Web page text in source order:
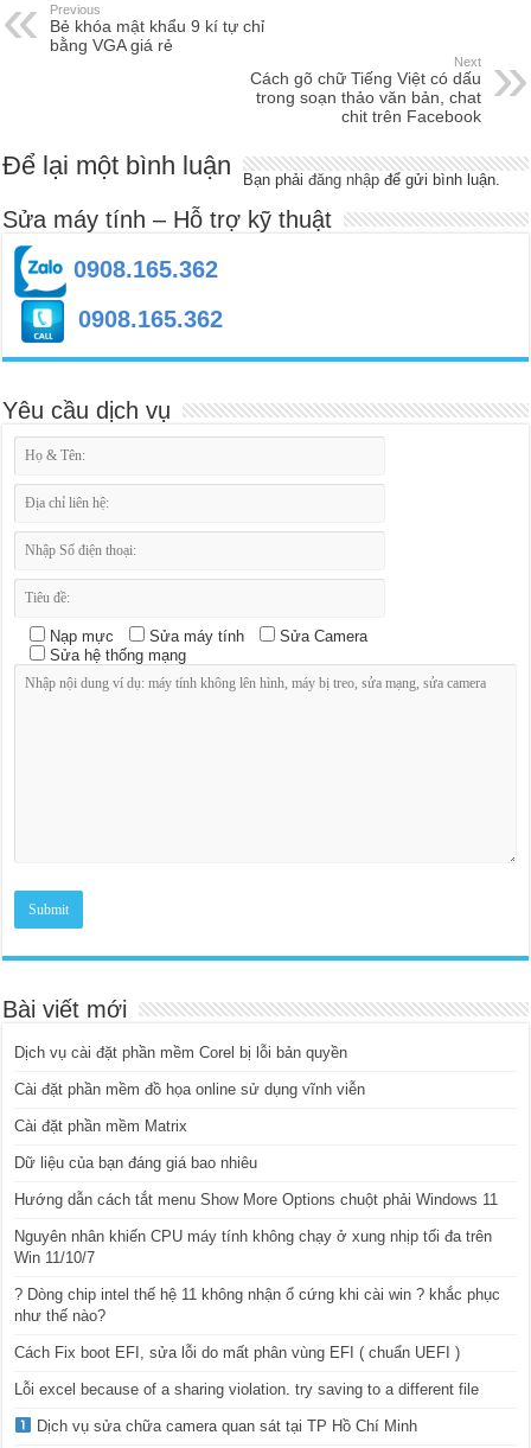
Previous
Bẻ khóa mật khẩu 9 kí tự chỉ
bằng VGA giá rẻ
Next
Cách gõ chữ Tiếng Việt có dấu
trong soạn thảo văn bản, chat
chit trên Facebook
Để lại một bình luận Bạn phảiđăng nhập để gửi bình luận.
Sửa máy tính – Hỗ trợ kỹ thuật
0908.165.362
0908.165.362
Yêu cầu dịch vụ
Nạp mực Sửa máy tính
Sửa Camera
Sửa hệ thống mạng
Bài viết mới
Dịch vụ cài đặt phần mềm Corel bị lỗi bản quyền
Cài đặt phần mềm đồ họa online sử dụng vĩnh viễn
Cài đặt phần mềm Matrix
Dữ liệu của bạn đáng giá bao nhiêu
Hướng dẫn cách tắt menu Show More Options chuột phải Windows 11
Nguyên nhân khiến CPU máy tính không chạy ở xung nhịp tối đa trên
Win 11/10/7
? Dòng chip intel thế hệ 11 không nhận ổ cứng khi cài win ? khắc phục
như thế nào?
Cách Fix boot EFI, sửa lỗi do mất phân vùng EFI ( chuẩn UEFI )
Lỗi excel because of a sharing violation. try saving to a different file
Dịch vụ sửa chữa camera quan sát tại TP Hồ Chí Minh